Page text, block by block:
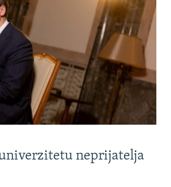
neprijatelja